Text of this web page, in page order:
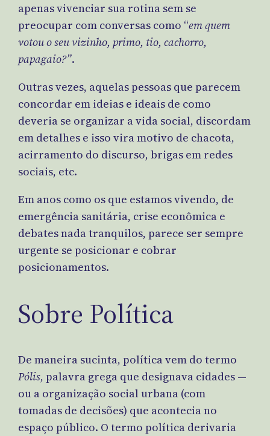
apenas vivenciar sua rotina sem se
preocupar com conversas como “em quem
votou o seu vizinho, primo, tio, cachorro,
papagaio?”.
Outras vezes, aquelas pessoas que parecem
concordar em ideias e ideais de como
deveria se organizar a vida social, discordam
em detalhes e isso vira motivo de chacota,
acirramento do discurso, brigas em redes
sociais, etc.
Em anos como os que estamos vivendo, de
emergência sanitária, crise econômica e
debates nada tranquilos, parece ser sempre
urgente se posicionar e cobrar
posicionamentos.
Sobre Política
De maneira sucinta, política vem do termo
Pólis, palavra grega que designava cidades —
ou a organização social urbana (com
tomadas de decisões) que acontecia no
espaço público. O termo política derivaria